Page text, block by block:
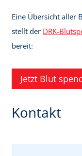
Eine Übersicht aller
stellt der DRK-
bereit:
Jetzt Blut
Kontakt